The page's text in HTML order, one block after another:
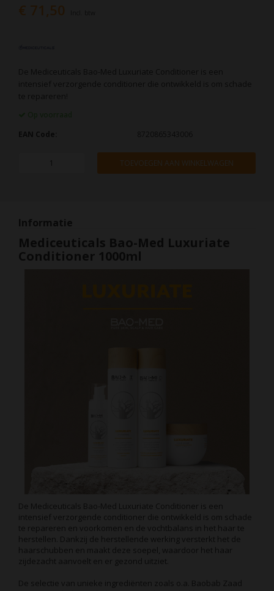
€ 71,50
TOEVOEGEN AAN WINKELWAGEN
Informatie
Mediceuticals Bao-Med Luxuriate
Conditioner 1000ml
De Mediceuticals Bao-Med Luxuriate Conditioner is een
intensief verzorgende conditioner die ontwikkeld is om schade
te repareren en voorkomen en de vochtbalans in het haar te
herstellen. Dankzij de herstellende werking versterkt het de
haarschubben en maakt deze soepel, waardoor het haar
zijdezacht aanvoelt en er gezond uitziet.
De selectie van unieke ingrediënten zoals o.a. Baobab Zaad